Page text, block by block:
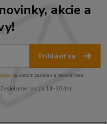
akcie a
Prihlásiť sa
za účelom zasielania newslettera.
Zasielame raz za 14-30 dní.